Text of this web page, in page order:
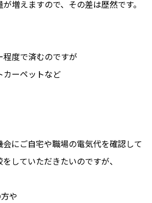
増えますので、その差は歴然です。
程度で済むのですが
カーペットなど
にご自宅や職場の電気代を確認して
していただきたいのですが、
や